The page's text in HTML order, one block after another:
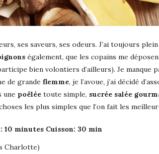
ses saveurs, ses odeurs. J’ai toujours plein
également, que les copains me
bien volontiers d’ailleurs). Je manque
de grande flemme, je l’avoue, j’ai décidé
une poêlée toute simple, sucrée salée
les plus simples que l’on fait les
minutes Cuisson: 30 min
Charlotte)